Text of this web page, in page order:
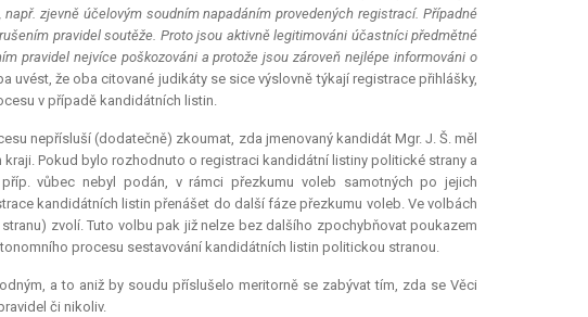
zjevně účelovým soudním napadáním provedených registrací. Případné
pravidel soutěže. Proto jsou aktivně legitimováni účastníci předmětné
pravidel nejvíce poškozováni a protože jsou zároveň nejlépe informováni o
uvést, že oba citované judikáty se sice výslovně týkají registrace přihlášky,
v případě kandidátních listin.
nepřísluší (dodatečně) zkoumat, zda jmenovaný kandidát Mgr. J. Š. měl
Pokud bylo rozhodnuto o registraci kandidátní listiny politické strany a
vůbec nebyl podán, v rámci přezkumu voleb samotných po jejich
kandidátních listin přenášet do další fáze přezkumu voleb. Ve volbách
zvolí. Tuto volbu pak již nelze bez dalšího zpochybňovat poukazem
procesu sestavování kandidátních listin politickou stranou.
a to aniž by soudu příslušelo meritorně se zabývat tím, zda se Věci
či nikoliv.